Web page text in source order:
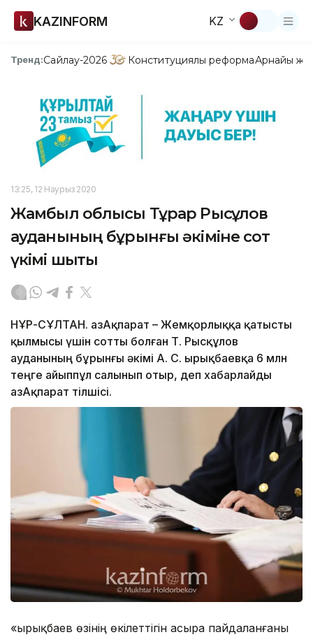
KAZINFORM KZ
Тренд:Сайлау-2026 Конституциялық реформаАрнайы
13:25, 12 Наурыз 2020
Жамбыл облысы Тұрар Рысқұлов
ауданының бұрынғы әкіміне сот
үкімі шықты
НҰР-СҰЛТАН. ҚазАқпарат – Жемқорлыққа қатысты
қылмысы үшін сотты болған Т. Рысқұлов
ауданының бұрынғы әкімі А. С. Қырықбаевқа 6 млн
теңге айыппұл салынып отыр, деп хабарлайды
ҚазАқпарат тілшісі.
«Қырықбаев өзінің өкілеттігін асыра пайдаланғаны